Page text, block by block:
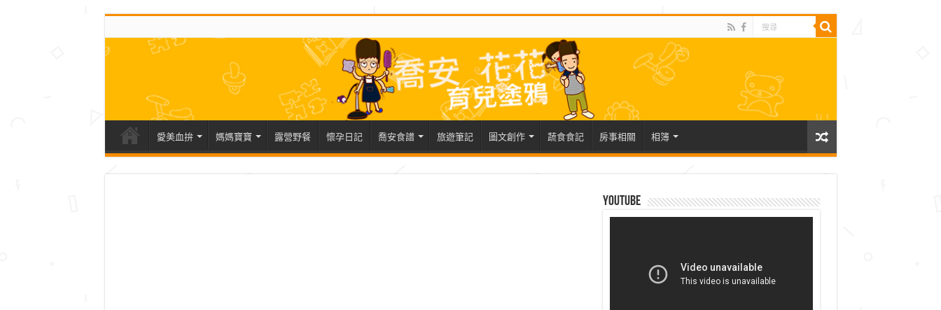
愛美血拚 媽媽寶寶 露營野餐 懷孕日記 喬安食譜 旅遊筆記 圖文創作 蔬食食記 房事相關 相簿
Youtube